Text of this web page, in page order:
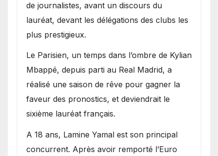
de journalistes, avant un discours du
lauréat, devant les délégations des clubs les
plus prestigieux.
Le Parisien, un temps dans l’ombre de Kylian
Mbappé, depuis parti au Real Madrid, a
réalisé une saison de rêve pour gagner la
faveur des pronostics, et deviendrait le
sixième lauréat français.
A 18 ans, Lamine Yamal est son principal
concurrent. Après avoir remporté l’Euro